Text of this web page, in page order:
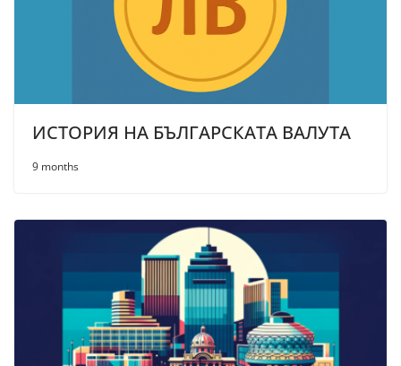
ИСТОРИЯ НА БЪЛГАРСКАТА ВАЛУТА
9 months